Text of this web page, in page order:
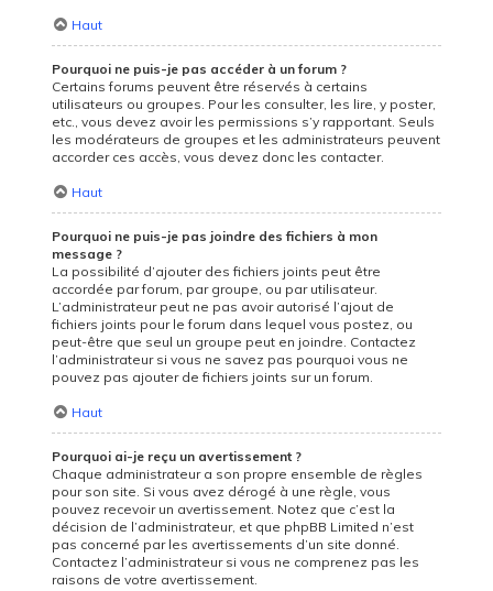
Haut
Pourquoi ne puis-je pas accéder à un forum ?
Certains forums peuvent être réservés à certains
utilisateurs ou groupes. Pour les consulter, les lire, y poster,
etc., vous devez avoir les permissions s’y rapportant. Seuls
les modérateurs de groupes et les administrateurs peuvent
accorder ces accès, vous devez donc les contacter.
Haut
Pourquoi ne puis-je pas joindre des fichiers à mon
message ?
La possibilité d’ajouter des fichiers joints peut être
accordée par forum, par groupe, ou par utilisateur.
L’administrateur peut ne pas avoir autorisé l’ajout de
fichiers joints pour le forum dans lequel vous postez, ou
peut-être que seul un groupe peut en joindre. Contactez
l’administrateur si vous ne savez pas pourquoi vous ne
pouvez pas ajouter de fichiers joints sur un forum.
Haut
Pourquoi ai-je reçu un avertissement ?
Chaque administrateur a son propre ensemble de règles
pour son site. Si vous avez dérogé à une règle, vous
pouvez recevoir un avertissement. Notez que c’est la
décision de l’administrateur, et que phpBB Limited n’est
pas concerné par les avertissements d’un site donné.
Contactez l’administrateur si vous ne comprenez pas les
raisons de votre avertissement.